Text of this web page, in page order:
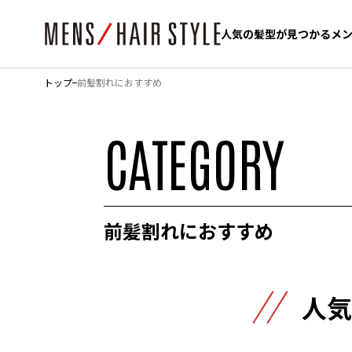
人気の髪型が見つかるメ
人気の髪型が見つかるメ
トップ 前髪割れにおすすめ
CATEGORY
前髪割れにおすすめ
人